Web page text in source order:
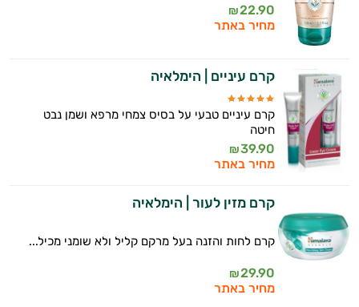
22.90
₪
מחיר באתר
קרם עיניים | הימלאיה
קרם עיניים טבעי על בסיס צמחי מרפא ושמן נבט
חיטה
39.90
₪
מחיר באתר
קרם מזין לעור | הימלאיה
קרם לחות והזנה בעל מרקם קליל ולא שומני מכיל...
29.90
₪
מחיר באתר